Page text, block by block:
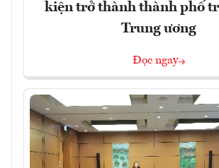
kiện trở thành thành phố
Trung ương
Đọc ngay